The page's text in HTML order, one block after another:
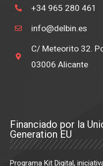
+34 965 280 461
info@delbin.es
C/ Meteorito 32.
03006 Alicante
Financiado por la
Generation EU
Programa Kit Digital,